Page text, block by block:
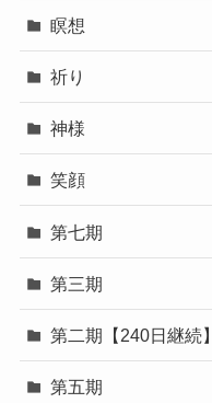
瞑想
祈り
神様
笑顔
第七期
第三期
第二期【240日継続】
第五期